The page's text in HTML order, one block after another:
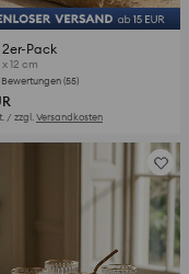
2er-Pack
12 cm
Pieces
/ zzgl.Versandkosten